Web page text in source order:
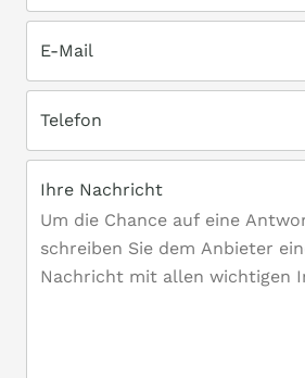
E-Mail
Telefon
Ihre Nachricht